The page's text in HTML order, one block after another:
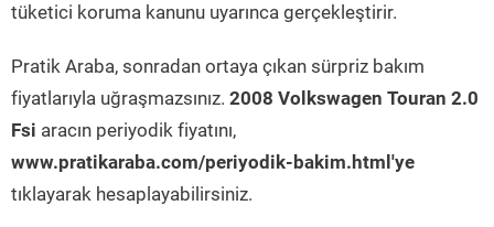
tüketici koruma kanunu uyarınca gerçekleştirir.
Pratik Araba, sonradan ortaya çıkan sürpriz bakım
fiyatlarıyla uğraşmazsınız. 2008 Volkswagen Touran 2.0
Fsi aracın periyodik fiyatını,
www.pratikaraba.com/periyodik-bakim.html'ye
tıklayarak hesaplayabilirsiniz.